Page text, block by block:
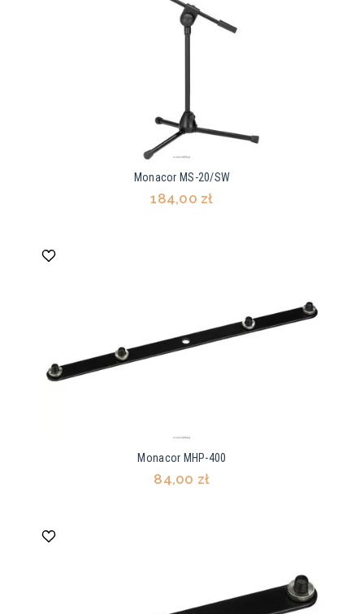
Monacor MS-20/SW
184,00 zł
Monacor MHP-400
84,00 zł